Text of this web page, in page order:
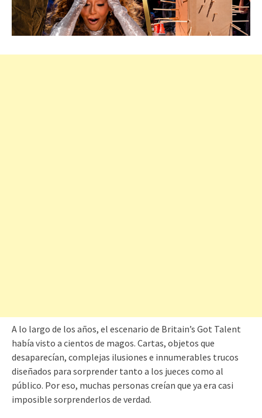
A lo largo de los años, el escenario de Britain’s Got Talent
había visto a cientos de magos. Cartas, objetos que
desaparecían, complejas ilusiones e innumerables trucos
diseñados para sorprender tanto a los jueces como al
público. Por eso, muchas personas creían que ya era casi
imposible sorprenderlos de verdad.